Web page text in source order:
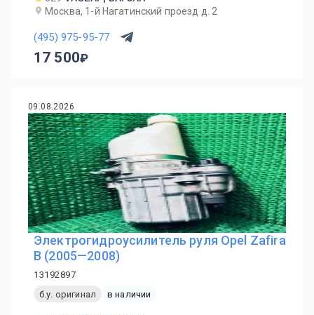
Москва, 1-й Нагатинский проезд д. 2
(495) 975-95-77
17 500
09.08.2026
Электрогидроусилитель руля Opel Zafira
B (2005—2008)
13192897
б.у. оригинал
в наличии